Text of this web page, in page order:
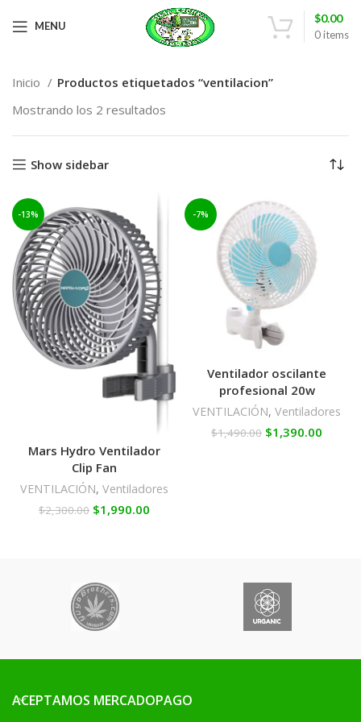
MENU
0items
$0.00
Inicio
Productos etiquetados “ventilacion”
Mostrando los 2 resultados
Show sidebar
-13%
Mars Hydro Ventilador
Clip Fan
VENTILACIÓN, Ventiladores
$2,300.00 $1,990.00
-7%
Ventilador oscilante
profesional 20w
VENTILACIÓN, Ventiladores
$1,490.00 $1,390.00
ACEPTAMOS MERCADOPAGO